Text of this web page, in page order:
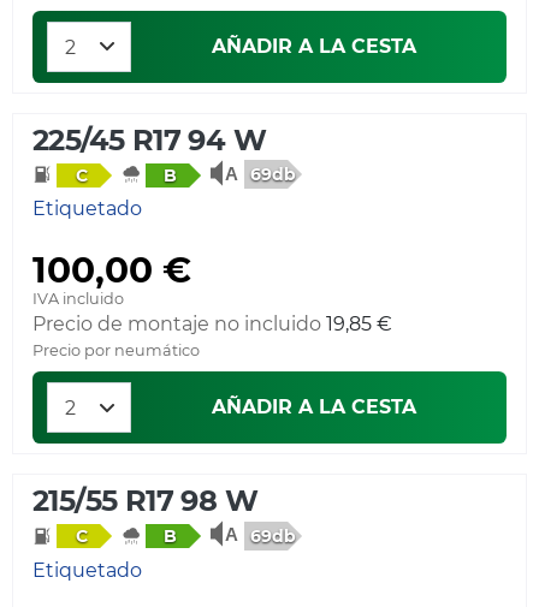
AÑADIR A LA CESTA
225/45 R17 94 W
C B 69db
Etiquetado
100,00 €
IVA incluido
Precio de montaje no incluido 19,85 €
Precio por neumático
AÑADIR A LA CESTA
215/55 R17 98 W
C B 69db
Etiquetado